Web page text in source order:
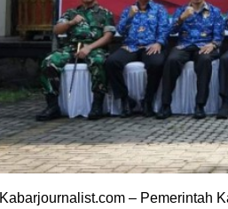
Kabarjournalist.com – Pemerintah